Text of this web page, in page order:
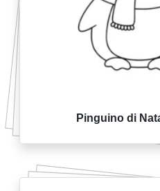
Pinguino di